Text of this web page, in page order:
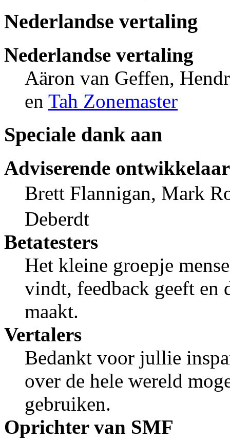
Nederlandse vertaling
Nederlandse vertaling
Aäron van Geffen,
en Tah Zonemaster
Speciale dank aan
Adviserende
Brett Flannigan, Mark
Deberdt
Betatesters
Het kleine groepje
vindt, feedback geeft en
maakt.
Vertalers
Bedankt voor jullie
over de hele wereld
gebruiken.
Oprichter van SMF